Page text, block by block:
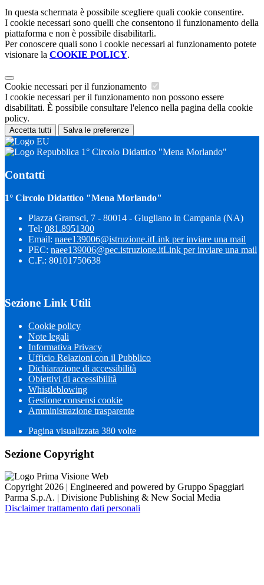
In questa schermata è possibile scegliere quali cookie consentire.
I cookie necessari sono quelli che consentono il funzionamento della
piattaforma e non è possibile disabilitarli.
Per conoscere quali sono i cookie necessari al funzionamento potete
visionare la COOKIE POLICY.
Cookie necessari per il funzionamento
I cookie necessari per il funzionamento non possono essere
disabilitati. È possibile consultare l'elenco nella pagina della cookie
policy.
Accetta tutti Salva le preferenze
1° Circolo Didattico "Mena Morlando"
Contatti
1° Circolo Didattico "Mena Morlando"
Piazza Gramsci, 7 - 80014 - Giugliano in Campania (NA)
Tel: 081.8951300
Email: naee139006@istruzione.itLink per inviare una mail
PEC: naee139006@pec.istruzione.itLink per inviare una mail
C.F.: 80101750638
Sezione Link Utili
Cookie policy
Note legali
Informativa Privacy
Ufficio Relazioni con il Pubblico
Dichiarazione di accessibilità
Obiettivi di accessibilità
Whistleblowing
Gestione consensi cookie
Amministrazione trasparente
Pagina visualizzata 380 volte
Sezione Copyright
Copyright 2026 | Engineered and powered by Gruppo Spaggiari
Parma S.p.A. | Divisione Publishing & New Social Media
Disclaimer trattamento dati personali